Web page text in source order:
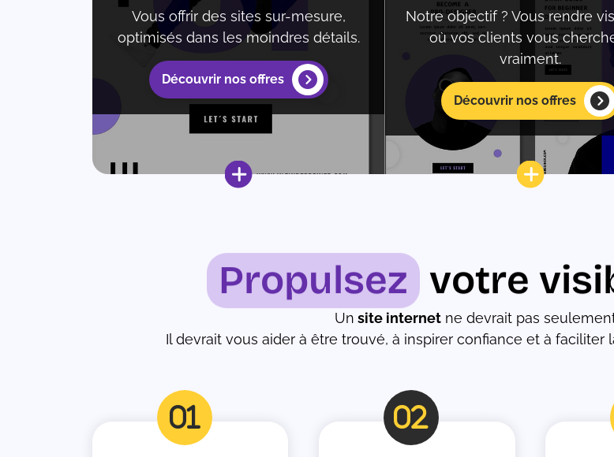
Vous offrir des sites sur-mesure,
optimisés dans les moindres détails.
Découvrir nos offres
Notre objectif ? Vous rendre
où vos clients vous
vraiment.
Découvrir nos offres
Propulsez votre
Un site internetne devrait pas seulement
Il devrait vous aider à être trouvé, à inspirer confiance et à
fas
fas